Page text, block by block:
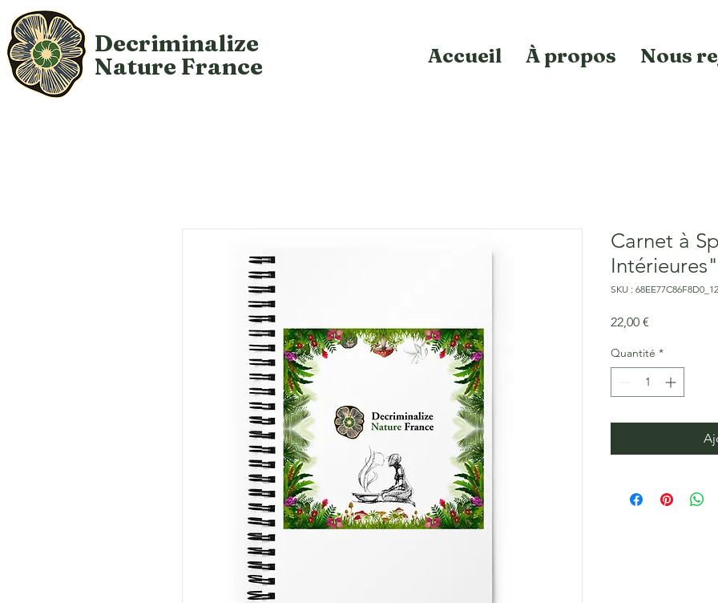
Decriminalize
Nature France Accueil À propos Nous
Carnet à
SKU :
22,00 €
Quantité *